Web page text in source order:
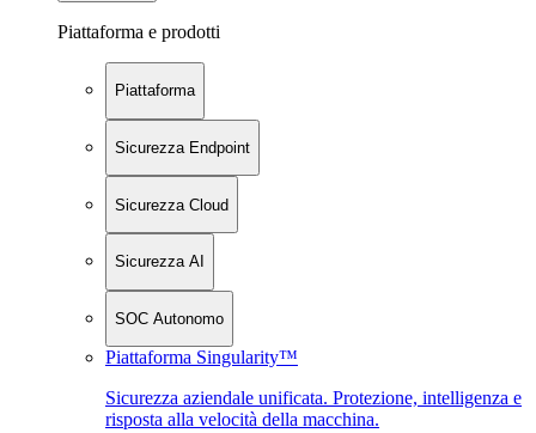
Piattaforma e prodotti
Piattaforma
Sicurezza Endpoint
Sicurezza Cloud
Sicurezza AI
SOC Autonomo
Piattaforma Singularity™
Sicurezza aziendale unificata. Protezione, intelligenza e
risposta alla velocità della macchina.